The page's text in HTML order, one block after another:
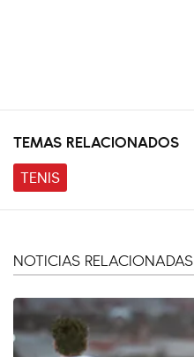
TEMAS RELACIONADOS
TENIS
NOTICIAS RELACIONADAS